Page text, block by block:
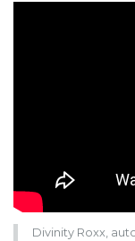
Divinity Roxx,